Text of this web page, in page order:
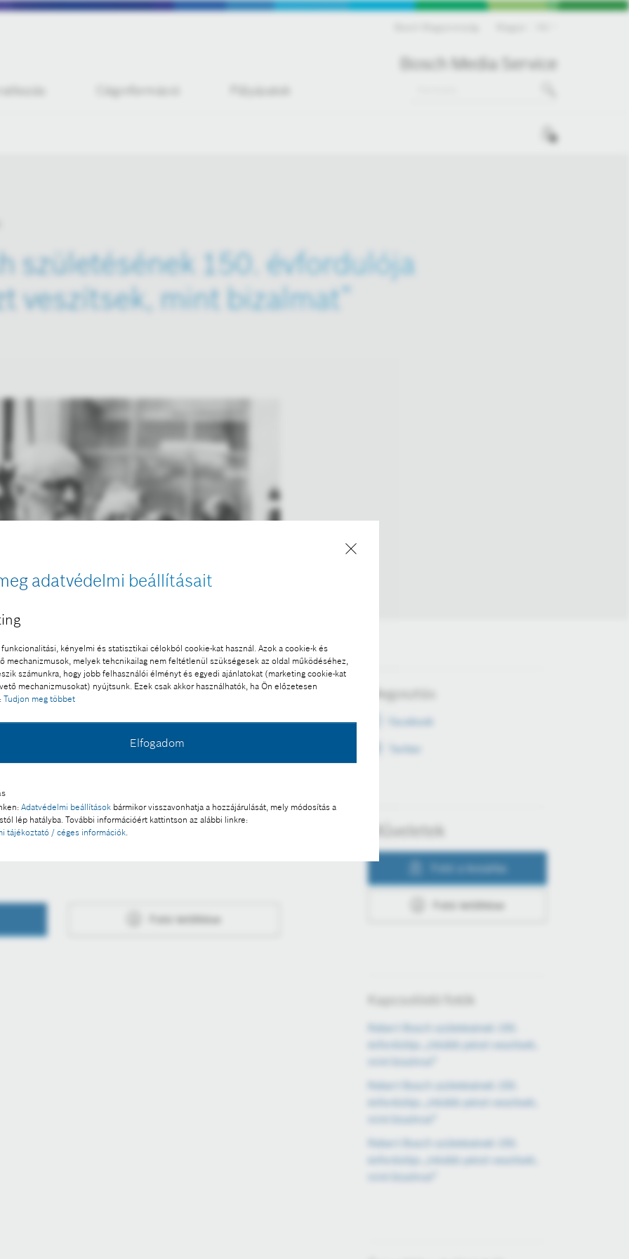
adatvédelmi beállításait
kényelmi és statisztikai célokból cookie-kat használ. Azok a cookie-k és
mechanizmusok, melyek tehcnikailag nem feltétlenül szükségesek az oldal működéséhez,
számunkra, hogy jobb felhasználói élményt és egyedi ajánlatokat (marketing cookie-kat
mechanizmusokat) nyújtsunk. Ezek csak akkor használhatók, ha Ön előzetesen
Tudjon meg többet
Elfogadom
Adatvédelmi beállítások bármikor visszavonhatja a hozzájárulását, mely módosítás a
lép hatályba. További információért kattintson az alábbi linkre:
tájékoztató / céges információk.
Bosch Media Service
Céginformáció
születésének 150. évfordulója
veszítsek, mint bizalmat”
a része:
„Inkább pénzt veszítsek, mint bizalmat”
Fotó letöltése
Megosztás
Facebook
Twitter
Műveletek
Fotó a kosárba
Fotó letöltése
Kapcsolódó fotók
Robert Bosch születésének 150.
évfordulója „Inkább pénzt veszítsek,
Robert Bosch születésének 150.
évfordulója „Inkább pénzt veszítsek,
Robert Bosch születésének 150.
évfordulója „Inkább pénzt veszítsek,